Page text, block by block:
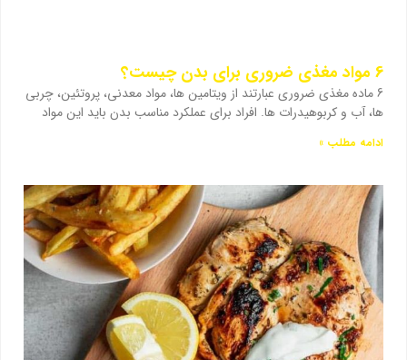
6 مواد مغذی ضروری برای بدن چیست؟
6 ماده مغذی ضروری عبارتند از ویتامین ها، مواد معدنی، پروتئین، چربی
ها، آب و کربوهیدرات ها. افراد برای عملکرد مناسب بدن باید این مواد
ادامه مطلب »